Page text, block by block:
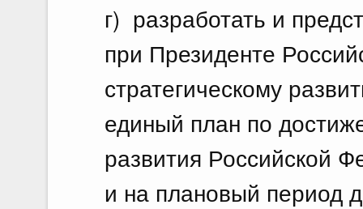
г) разработать и
при Президенте
стратегическому
единый план по
развития Российской
и на плановый период